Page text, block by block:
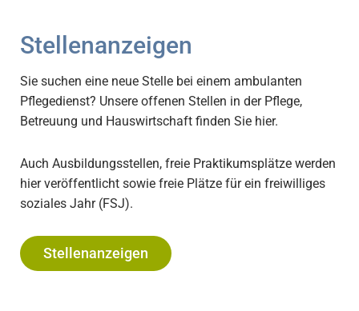
Stellenanzeigen
Sie suchen eine neue Stelle bei einem ambulanten
Pflegedienst? Unsere offenen Stellen in der Pflege,
Betreuung und Hauswirtschaft finden Sie hier.
Auch Ausbildungsstellen, freie Praktikumsplätze werden
hier veröffentlicht sowie freie Plätze für ein freiwilliges
soziales Jahr (FSJ).
Stellenanzeigen